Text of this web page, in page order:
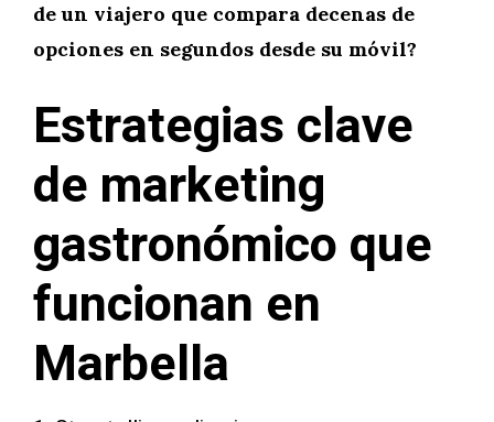
de un viajero que compara decenas de
opciones en segundos desde su móvil?
Estrategias clave
de marketing
gastronómico que
funcionan en
Marbella